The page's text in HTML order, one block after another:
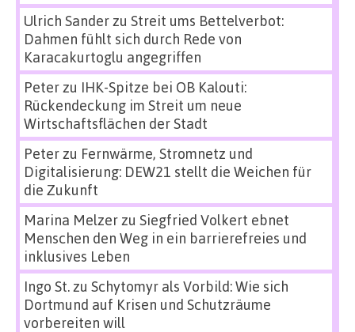
Ulrich Sanderzu Streit ums Bettelverbot:
Dahmen fühlt sich durch Rede von
Karacakurtoglu angegriffen
Peterzu IHK-Spitze bei OB Kalouti:
Rückendeckung im Streit um neue
Wirtschaftsflächen der Stadt
Peterzu Fernwärme, Stromnetz und
Digitalisierung: DEW21 stellt die Weichen für
die Zukunft
Marina Melzerzu Siegfried Volkert ebnet
Menschen den Weg in ein barrierefreies und
inklusives Leben
Ingo St.zu Schytomyr als Vorbild: Wie sich
Dortmund auf Krisen und Schutzräume
vorbereiten will